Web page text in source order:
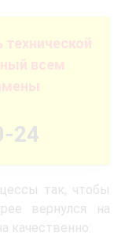
всем
24
так, чтобы
вернулся на
качественно: